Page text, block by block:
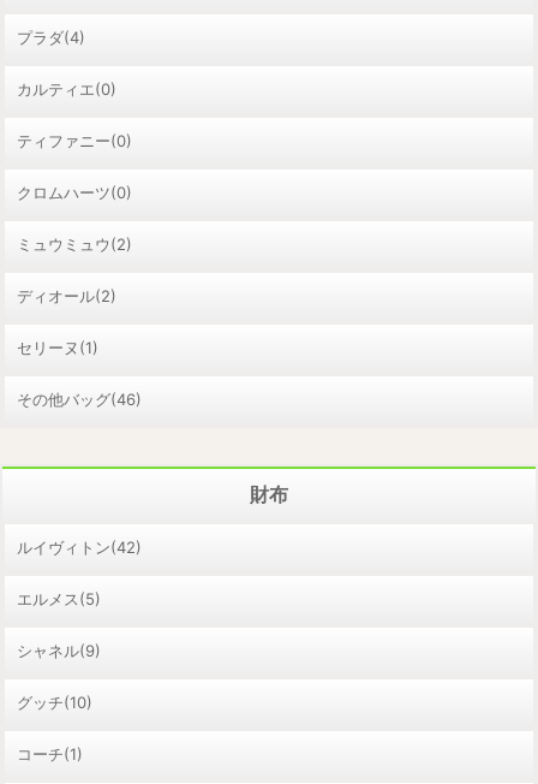
プラダ(4)
カルティエ(0)
ティファニー(0)
クロムハーツ(0)
ミュウミュウ(2)
ディオール(2)
セリーヌ(1)
その他バッグ(46)
財布
ルイヴィトン(42)
エルメス(5)
シャネル(9)
グッチ(10)
コーチ(1)